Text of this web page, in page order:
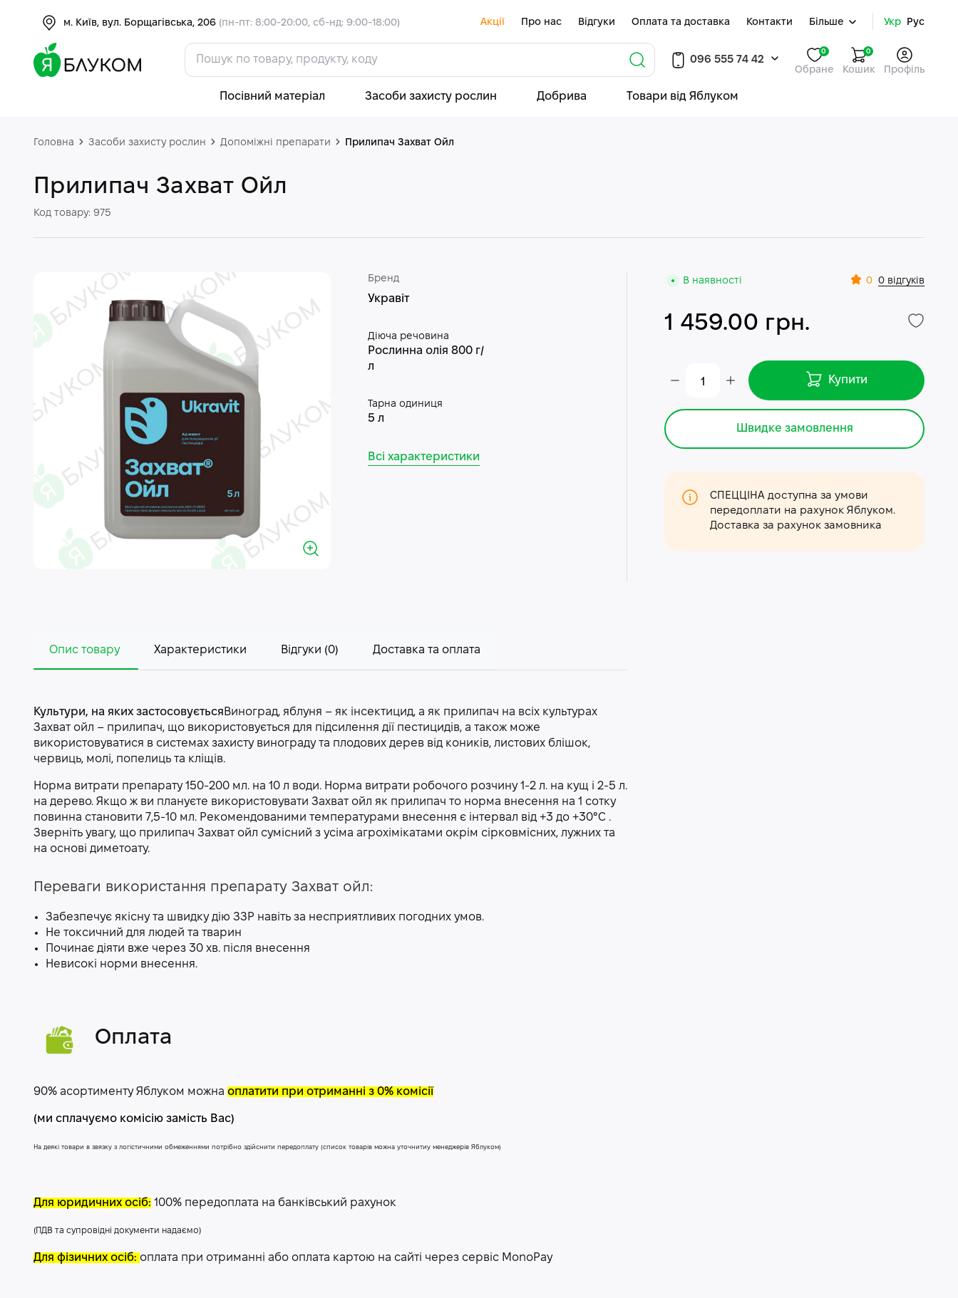
м. Київ, вул. Борщагівська, 206 (пн-пт: 8:00-20:00, сб-нд: 9:00-18:00) Акції Про нас Відгуки Оплата та доставка Контакти Більше Укр Рус
096 555 74 42
Обране
0 0
Кошик Профіль
Посівний матеріал Засоби захисту рослин Добрива Товари від Яблуком
Головна Засоби захисту рослин Допоміжні препарати Прилипач Захват Ойл
Прилипач Захват Ойл
Код товару: 975
Бренд
Укравіт
Діюча речовина
Рослинна олія 800 г/
л
Тарна одиниця
5 л
Всі характеристики
В наявності 0 0 відгуків
1 459.00 грн.
Купити
Швидке замовлення
СПЕЦЦІНА доступна за умови
передоплати на рахунок Яблуком.
Доставка за рахунок замовника
Опис товару Характеристики Відгуки (0) Доставка та оплата
Культури, на яких застосовується Виноград, яблуня – як інсектицид, а як прилипач на всіх культурах
Захват ойл – прилипач, що використовується для підсилення дії пестицидів, а також може
використовуватися в системах захисту винограду та плодових дерев від коників, листових блішок,
червиць, молі, попелиць та кліщів.
Норма витрати препарату 150-200 мл. на 10 л води. Норма витрати робочого розчину 1-2 л. на кущ і 2-5 л.
на дерево. Якщо ж ви плануєте використовувати Захват ойл як прилипач то норма внесення на 1 сотку
повинна становити 7,5-10 мл. Рекомендованими температурами внесення є інтервал від +3 до +30°С .
Зверніть увагу, що прилипач Захват ойл сумісний з усіма агрохімікатами окрім сірковмісних, лужних та
на основі диметоату.
Переваги використання препарату Захват ойл:
Забезпечує якісну та швидку дію ЗЗР навіть за несприятливих погодних умов.
Не токсичний для людей та тварин
Починає діяти вже через 30 хв. після внесення
Невисокі норми внесення.
Оплата
90% асортименту Яблуком можна оплатити при отриманні з 0% комісії
(ми сплачуємо комісію замість Вас)
На деякі товари в звязку з логістичними обмеженнями потрібно здійснити передоплату (список товарів можна уточнитиу менеджерів Яблуком)
Для юридичних осіб: 100% передоплата на банківський рахунок
(ПДВ та супровідні документи надаємо)
Для фізичних осіб: оплата при отриманні або оплата картою на сайті через сервіс МоnoPay